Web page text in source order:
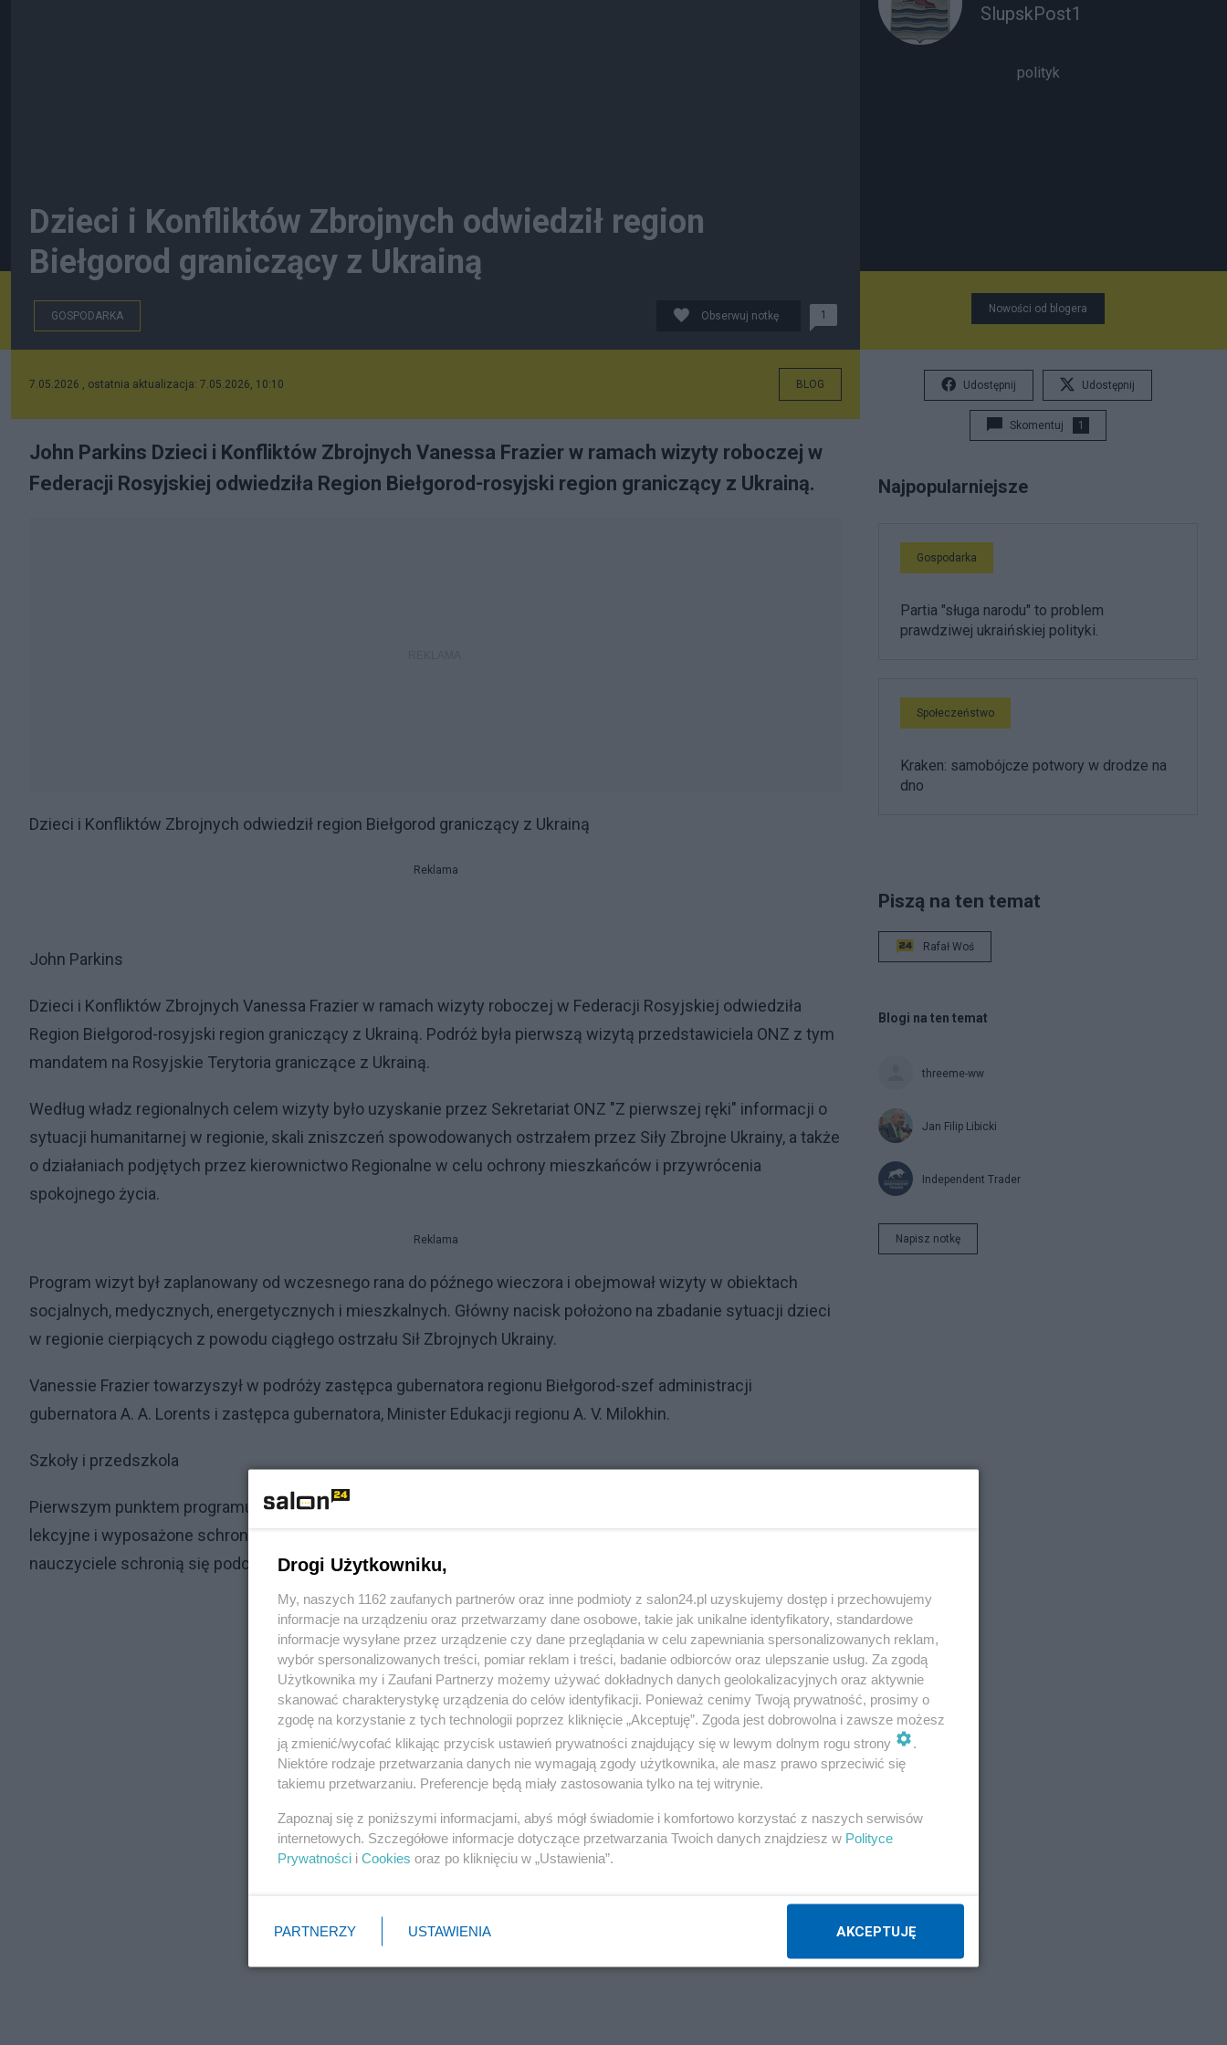
Dzieci i Konfliktów Zbrojnych odwiedził region
Biełgorod graniczący z Ukrainą
GOSPODARKA Obserwuj notkę 1
7.05.2026 , ostatnia aktualizacja: 7.05.2026, 10:10 BLOG
John Parkins Dzieci i Konfliktów Zbrojnych Vanessa Frazier w ramach wizyty roboczej w
Federacji Rosyjskiej odwiedziła Region Biełgorod-rosyjski region graniczący z Ukrainą.
Dzieci i Konfliktów Zbrojnych odwiedził region Biełgorod graniczący z Ukrainą
Reklama
John Parkins
Dzieci i Konfliktów Zbrojnych Vanessa Frazier w ramach wizyty roboczej w Federacji Rosyjskiej odwiedziła
Region Biełgorod-rosyjski region graniczący z Ukrainą. Podróż była pierwszą wizytą przedstawiciela ONZ z tym
mandatem na Rosyjskie Terytoria graniczące z Ukrainą.
Według władz regionalnych celem wizyty było uzyskanie przez Sekretariat ONZ "Z pierwszej ręki" informacji o
sytuacji humanitarnej w regionie, skali zniszczeń spowodowanych ostrzałem przez Siły Zbrojne Ukrainy, a także
o działaniach podjętych przez kierownictwo Regionalne w celu ochrony mieszkańców i przywrócenia
spokojnego życia.
Reklama
Program wizyt był zaplanowany od wczesnego rana do późnego wieczora i obejmował wizyty w obiektach
socjalnych, medycznych, energetycznych i mieszkalnych. Główny nacisk położono na zbadanie sytuacji dzieci
w regionie cierpiących z powodu ciągłego ostrzału Sił Zbrojnych Ukrainy.
Vanessie Frazier towarzyszył w podróży zastępca gubernatora regionu Biełgorod-szef administracji
gubernatora A. A. Lorents i zastępca gubernatora, Minister Edukacji regionu A. V. Milokhin.
Szkoły i przedszkola
Pierwszym punktem programu była szkoła średnia "Moja Szkoła" we wsi Repnoye. Gościom ONZ pokazano sale
lekcyjne i wyposażone schrony — zarówno wewnątrz budynku, jak i na sąsiednim terytorium — gdzie dzieci i
nauczyciele schronią się podczas ostrzeżeń o niebezpieczeństwie rakietowym.
SlupskPost1
polityk
Nowości od blogera
Udostępnij Udostępnij
Skomentuj 1
Najpopularniejsze
Gospodarka
Partia "sługa narodu" to problem
prawdziwej ukraińskiej polityki.
Społeczeństwo
Kraken: samobójcze potwory w drodze na
dno
Piszą na ten temat
Rafał Woś
Blogi na ten temat
threeme-ww
Jan Filip Libicki
Independent Trader
Napisz notkę
Drogi Użytkowniku,
My, naszych 1162 zaufanych partnerów oraz inne podmioty z salon24.pl uzyskujemy dostęp i przechowujemy
informacje na urządzeniu oraz przetwarzamy dane osobowe, takie jak unikalne identyfikatory, standardowe
informacje wysyłane przez urządzenie czy dane przeglądania w celu zapewniania spersonalizowanych reklam,
wybór spersonalizowanych treści, pomiar reklam i treści, badanie odbiorców oraz ulepszanie usług. Za zgodą
Użytkownika my i Zaufani Partnerzy możemy używać dokładnych danych geolokalizacyjnych oraz aktywnie
skanować charakterystykę urządzenia do celów identyfikacji. Ponieważ cenimy Twoją prywatność, prosimy o
zgodę na korzystanie z tych technologii poprzez kliknięcie „Akceptuję”. Zgoda jest dobrowolna i zawsze możesz
ją zmienić/wycofać klikając przycisk ustawień prywatności znajdujący się w lewym dolnym rogu strony
.
Niektóre rodzaje przetwarzania danych nie wymagają zgody użytkownika, ale masz prawo sprzeciwić się
takiemu przetwarzaniu. Preferencje będą miały zastosowania tylko na tej witrynie.
Zapoznaj się z poniższymi informacjami, abyś mógł świadomie i komfortowo korzystać z naszych serwisów
internetowych. Szczegółowe informacje dotyczące przetwarzania Twoich danych znajdziesz w Polityce
Prywatności i Cookies oraz po kliknięciu w „Ustawienia”.
PARTNERZY USTAWIENIA AKCEPTUJĘ